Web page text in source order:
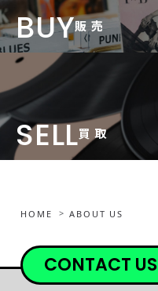
BUY販 売
SELL買 取
HOME ABOUT US
CONTACT US